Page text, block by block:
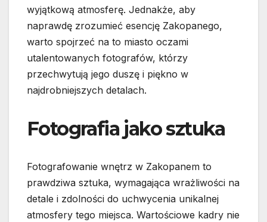
wyjątkową atmosferę. Jednakże, aby
naprawdę zrozumieć esencję Zakopanego,
warto spojrzeć na to miasto oczami
utalentowanych fotografów, którzy
przechwytują jego duszę i piękno w
najdrobniejszych detalach.
Fotografia jako sztuka
Fotografowanie wnętrz w Zakopanem to
prawdziwa sztuka, wymagająca wrażliwości na
detale i zdolności do uchwycenia unikalnej
atmosfery tego miejsca. Wartościowe kadry nie